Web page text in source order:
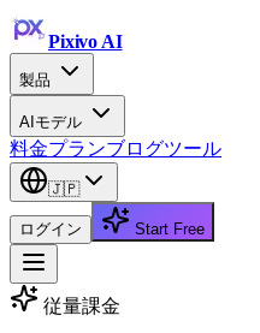
Pixivo AI
製品
AIモデル
料金プランブログツール
🇯🇵
ログイン Start Free
従量課金